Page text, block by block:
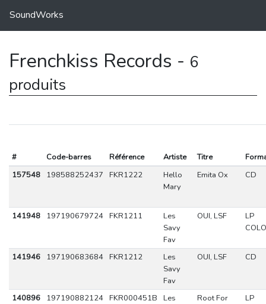
SoundWorks
Frenchkiss Records - 6
produits
# Code-barres Référence Artiste Titre
157548
198588252437 FKR1222
Hello
Mary
Emita Ox CD
141948 197190679724 FKR1211
Les
Savy
Fav
OUI, LSF
LP
141946 197190683684 FKR1212
Les
Savy
Fav
OUI, LSF CD
140896 197190882124 FKR000451B
Les
Root For
LP